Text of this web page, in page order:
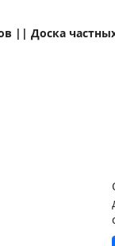
|| Доска